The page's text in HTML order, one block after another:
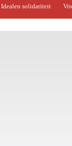
Idealen solidariteit